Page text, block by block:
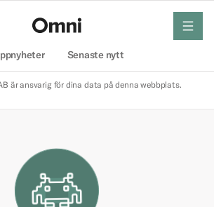
Senaste nytt
meny
är ansvarig för dina data på denna webbplats.